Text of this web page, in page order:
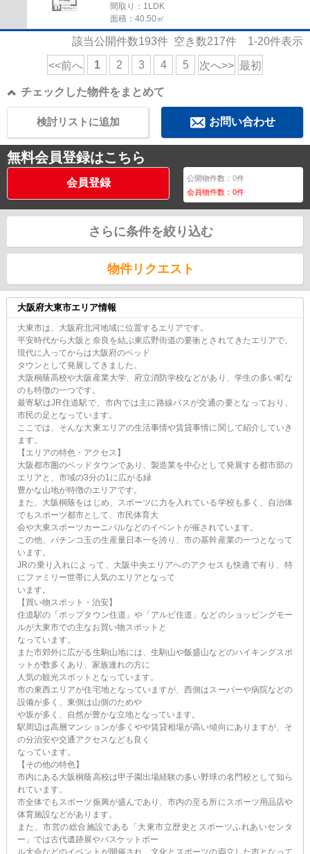
間取り：1LDK
面積：40.50㎡
該当公開件数193件 空き数217件 1-20件表示
<<前へ 1 2 3 4 5 次へ>> 最初
チェックした物件をまとめて
お問い合わせ
検討リストに追加
無料会員登録はこちら
会員登録 公開物件数：0件
会員物件数：0件
さらに条件を絞り込む
物件リクエスト
大阪府大東市エリア情報
大東市は、大阪府北河地域に位置するエリアです。
平安時代から大阪と奈良を結ぶ東広野街道の要衝とされてきたエリアで、
現代に入ってからは大阪府のベッド
タウンとして発展してきました。
大阪桐蔭高校や大阪産業大学、府立消防学校などがあり、学生の多い町な
のも特徴の一つです。
最寄駅はJR住道駅で、市内では主に路線バスが交通の要となっており、
市民の足となっています。
ここでは、そんな大東エリアの生活事情や賃貸事情に関して紹介していき
ます。
【エリアの特色・アクセス】
大阪都市圏のベッドタウンであり、製造業を中心として発展する都市部の
エリアと、市域の3分の1に広がる緑
豊かな山地が特徴のエリアです。
また、大阪桐蔭をはじめ、スポーツに力を入れている学校も多く、自治体
でもスポーツ都市として、市民体育大
会や大東スポーツカーニバルなどのイベントが催されています。
この他、パチンコ玉の生産量日本一を誇り、市の基幹産業の一つとなって
います。
JRの乗り入れによって、大阪中央エリアへのアクセスも快適で有り、特
にファミリー世帯に人気のエリアとなって
います。
【買い物スポット・治安】
住道駅の「ポップタウン住道」や「アルビ住道」などのショッピングモー
ルが大東市での主なお買い物スポットと
なっています。
また市郊外に広がる生駒山地には、生駒山や飯盛山などのハイキングスポ
ットが数多くあり、家族連れの方に
人気の観光スポットとなっています。
市の東西エリアが住宅地となっていますが、西側はスーパーや病院などの
設備が多く、東側は山側のためや
や坂が多く、自然が豊かな立地となっています。
駅周辺は高層マンションが多くやや賃貸相場が高い傾向にありますが、そ
の分治安や交通アクセスなども良く
なっています。
【その他の特色】
市内にある大阪桐蔭高校は甲子園出場経験の多い野球の名門校として知ら
れています。
市全体でもスポーツ振興が盛んであり、市内の至る所にスポーツ用品店や
体育施設などがあります。
また、市営の総合施設である「大東市立歴史とスポーツふれあいセンタ
ー」では古代遺跡展やバスケットボー
ル大会などのイベントが開催され、文化とスポーツの両立した市となって